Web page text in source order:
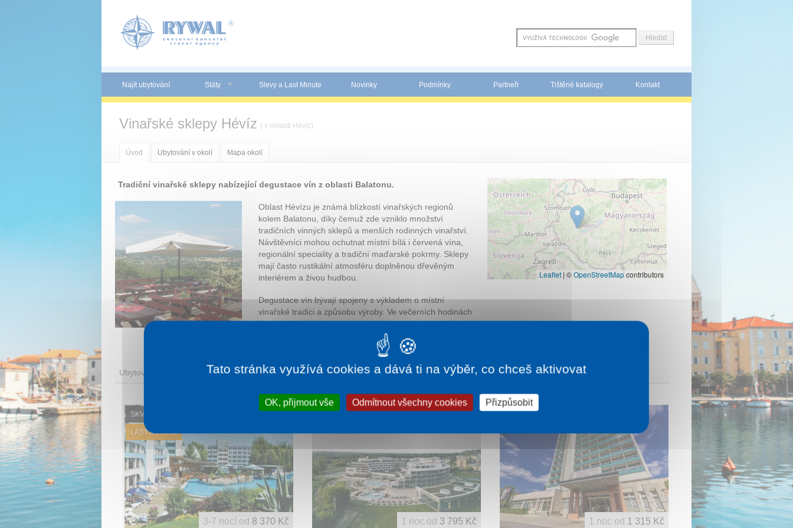
Najít ubytování Státy Slevy a Last Minute Novinky Podmínky Partneři Tištěné katalogy Kontakt
Vinařské sklepy Hévíz ( v oblasti Hévíz)
Úvod Ubytování v okolí Mapa okolí
Tradiční vinařské sklepy nabízející degustace vín z oblasti Balatonu.
Oblast Hévízu je známá blízkostí vinařských regionů
kolem Balatonu, díky čemuž zde vzniklo množství
tradičních vinných sklepů a menších rodinných vinařství.
Návštěvníci mohou ochutnat místní bílá i červená vína,
regionální speciality a tradiční maďarské pokrmy. Sklepy
mají často rustikální atmosféru doplněnou dřevěným
interiérem a živou hudbou.
Degustace vín bývají spojeny s výkladem o místní
vinařské tradici a způsobu výroby. Ve večerních hodinách
jde o velmi oblíbené místo pro posezení a poznávání
maďarské gastronomie mimo hlavní turistické oblasti.
Leaflet | ©OpenStreetMapcontributors
Ubytování
SKVĚLÉ HODNOCENÍ
LAST MINUTE
3-7 nocí od 8 370 Kč 1 noc od 3 795 Kč 1 noc od 1 315 Kč
Tato stránka využívá cookies a dává ti na výběr, co chceš aktivovat
OK, přijmout vše Odmítnout všechny cookies Přizpůsobit